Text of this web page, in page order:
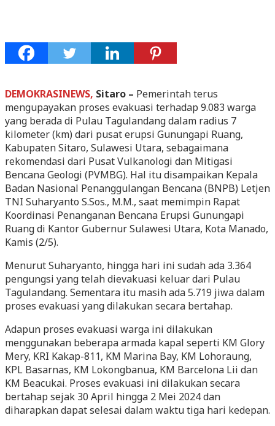
DEMOKRASINEWS, Sitaro – Pemerintah terus
mengupayakan proses evakuasi terhadap 9.083 warga
yang berada di Pulau Tagulandang dalam radius 7
kilometer (km) dari pusat erupsi Gunungapi Ruang,
Kabupaten Sitaro, Sulawesi Utara, sebagaimana
rekomendasi dari Pusat Vulkanologi dan Mitigasi
Bencana Geologi (PVMBG). Hal itu disampaikan Kepala
Badan Nasional Penanggulangan Bencana (BNPB) Letjen
TNI Suharyanto S.Sos., M.M., saat memimpin Rapat
Koordinasi Penanganan Bencana Erupsi Gunungapi
Ruang di Kantor Gubernur Sulawesi Utara, Kota Manado,
Kamis (2/5).
Menurut Suharyanto, hingga hari ini sudah ada 3.364
pengungsi yang telah dievakuasi keluar dari Pulau
Tagulandang. Sementara itu masih ada 5.719 jiwa dalam
proses evakuasi yang dilakukan secara bertahap.
Adapun proses evakuasi warga ini dilakukan
menggunakan beberapa armada kapal seperti KM Glory
Mery, KRI Kakap-811, KM Marina Bay, KM Lohoraung,
KPL Basarnas, KM Lokongbanua, KM Barcelona Lii dan
KM Beacukai. Proses evakuasi ini dilakukan secara
bertahap sejak 30 April hingga 2 Mei 2024 dan
diharapkan dapat selesai dalam waktu tiga hari kedepan.